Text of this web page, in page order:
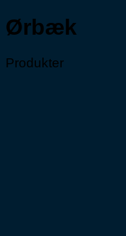
Ørbæk
Produkter